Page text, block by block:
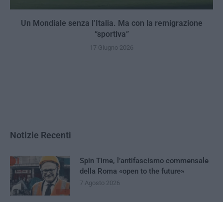
Un Mondiale senza l’Italia. Ma con la remigrazione
“sportiva”
17 Giugno 2026
Notizie Recenti
Spin Time, l’antifascismo commensale
della Roma «open to the future»
7 Agosto 2026